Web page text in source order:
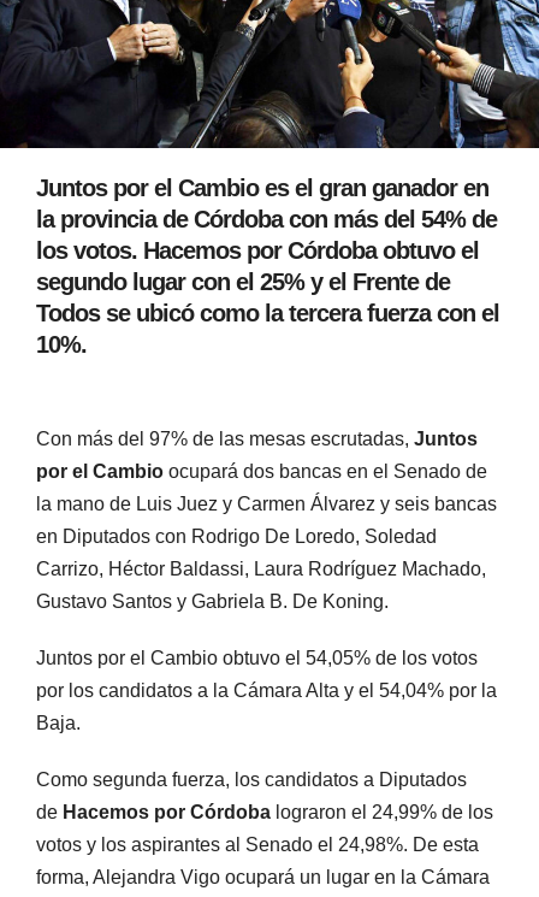
Juntos por el Cambio es el gran ganador en
la provincia de Córdoba con más del 54% de
los votos. Hacemos por Córdoba obtuvo el
segundo lugar con el 25% y el Frente de
Todos se ubicó como la tercera fuerza con el
10%.
Con más del 97% de las mesas escrutadas, Juntos
por el Cambio ocupará dos bancas en el Senado de
la mano de Luis Juez y Carmen Álvarez y seis bancas
en Diputados con Rodrigo De Loredo, Soledad
Carrizo, Héctor Baldassi, Laura Rodríguez Machado,
Gustavo Santos y Gabriela B. De Koning.
Juntos por el Cambio obtuvo el 54,05% de los votos
por los candidatos a la Cámara Alta y el 54,04% por la
Baja.
Como segunda fuerza, los candidatos a Diputados
de Hacemos por Córdoba lograron el 24,99% de los
votos y los aspirantes al Senado el 24,98%. De esta
forma, Alejandra Vigo ocupará un lugar en la Cámara